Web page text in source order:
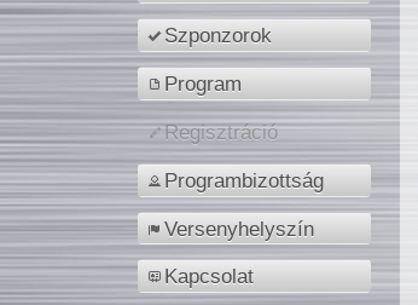
Szponzorok
Program
Regisztráció
Programbizottság
Versenyhelyszín
Kapcsolat